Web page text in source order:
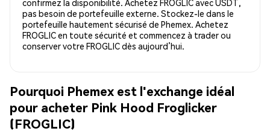
confirmez la disponibilité. Achetez FROGLIC avec USDT,
pas besoin de portefeuille externe. Stockez-le dans le
portefeuille hautement sécurisé de Phemex. Achetez
FROGLIC en toute sécurité et commencez à trader ou
conserver votre FROGLIC dès aujourd’hui.
Pourquoi Phemex est l'exchange idéal
pour acheter Pink Hood Froglicker
(FROGLIC)